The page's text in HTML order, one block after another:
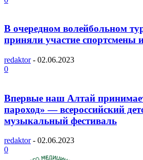
В очередном волейбольном
приняли участие спортсмены
redaktor - 02.06.2023
0
Впервые наш Алтай
пароход» — всероссийский
музыкальный фестиваль
redaktor - 02.06.2023
0